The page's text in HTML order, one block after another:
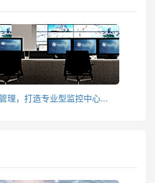
理，打造专业型监控中心...